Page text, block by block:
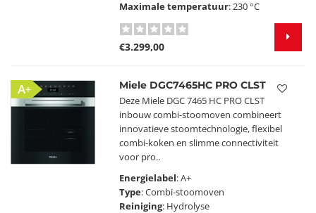
Maximale temperatuur: 230 °C
€3.299,00
A+ Miele DGC7465HC PRO CLST
Deze Miele DGC 7465 HC PRO CLST
inbouw combi-stoomoven combineert
innovatieve stoomtechnologie, flexibel
combi-koken en slimme connectiviteit
voor pro..
Energielabel: A+
Type: Combi-stoomoven
Reiniging: Hydrolyse